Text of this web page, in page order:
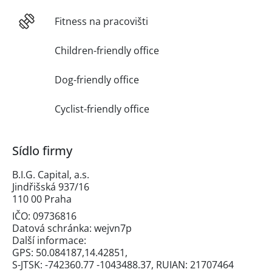
Fitness na pracovišti
Children-friendly office
Dog-friendly office
Cyclist-friendly office
Sídlo firmy
B.I.G. Capital, a.s.
Jindřišská 937/16
110 00 Praha
IČO: 09736816
Datová schránka: wejvn7p
Další informace:
GPS: 50.084187,14.42851,
S-JTSK: -742360.77 -1043488.37, RUIAN: 21707464